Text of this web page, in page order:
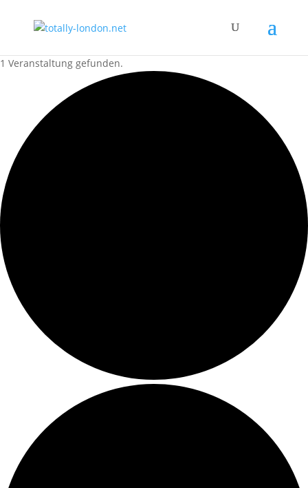
1 Veranstaltung gefunden.